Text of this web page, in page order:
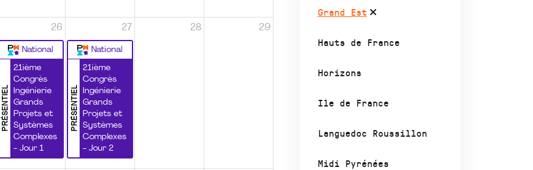
Grand Est
Hauts de France
Horizons
Ile de France
Languedoc Roussillon
Midi Pyrénées
26
National
PRÉSENTIEL
21ième
Congrès
Ingénierie
Grands
Projets et
Systèmes
Complexes
- Jour 1
27
National
PRÉSENTIEL
21ième
Congrès
Ingénierie
Grands
Projets et
Systèmes
Complexes
- Jour 2
28 29